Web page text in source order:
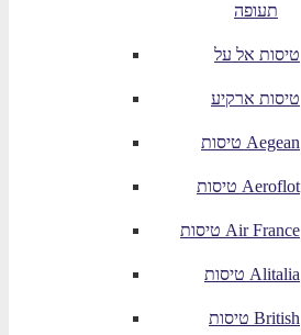
תעופה
טיסות אל על
טיסות ארקיע
טיסות Aegean
טיסות Aeroflot
טיסות Air France
טיסות Alitalia
טיסות British